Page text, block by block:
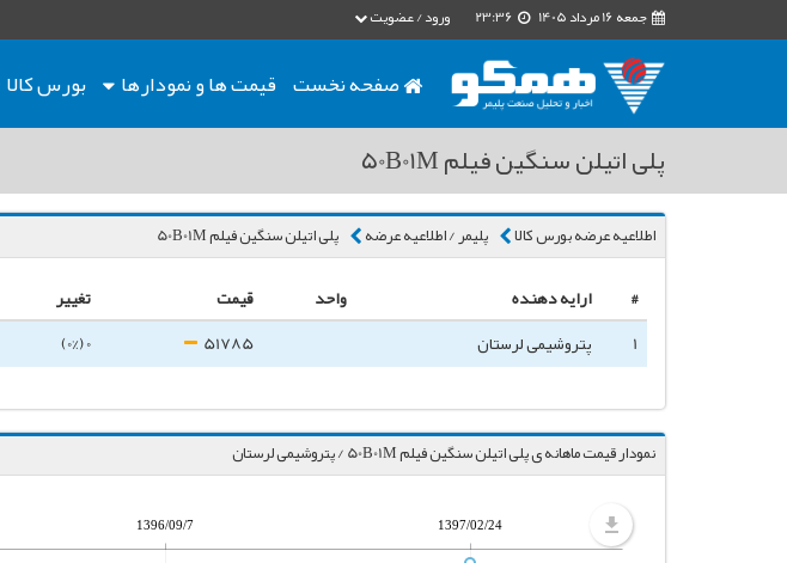
جمعه 16 مرداد 1405 ورود / عضویت
صفحه نخست قیمت هاو نمودارها بورس کالا
پلی اتیلن سنگین فیلم 50B01M
اطلاعیه عرضه بورس کالا پلیمر / اطلاعیه عرضه پلی اتیلن سنگین فیلم 50B01M
# ارایه دهنده واحد قیمت تغییر
1
پتروشیمی لرستان 51785
0 (0%)
نمودار قیمت ماهانه ی پلی اتیلن سنگین فیلم 50B01M / پتروشیمی لرستان
1396/09/7 1397/02/24